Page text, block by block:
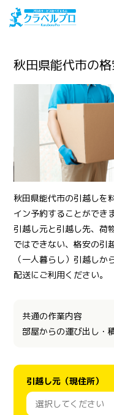
秋田県能代市の
秋田県能代市の引越しを
イン予約することができま
引越し元と引越し先、荷
ではできない、格安の引
（一人暮らし）引越し
配送にご利用ください。
共通の作業内容
部屋からの運び出し・
引越し元（現住所）